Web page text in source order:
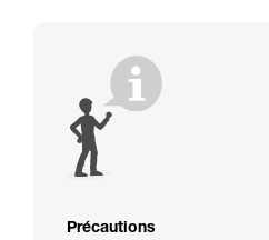
de la reproduire en
Nous donnons des
liées à votre activité. Il
Précautions